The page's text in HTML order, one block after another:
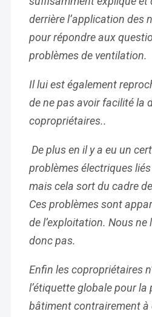
derrière l’application des
pour répondre aux
problèmes de ventilation.
Il lui est également
de ne pas avoir facilité la
copropriétaires..
De plus en il y a eu un
problèmes électriques
mais cela sort du cadre
Ces problèmes sont
de l’exploitation. Nous
donc pas.
Enfin les copropriétaires
l’étiquette globale pour
bâtiment contrairement à